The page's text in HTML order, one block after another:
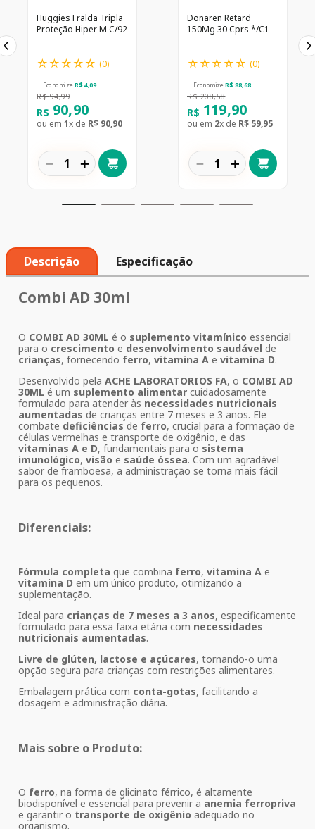
Huggies Fralda Tripla
Proteção Hiper M C/92
☆☆☆☆☆ (0)
Economize R$ 4,09
R$ 94,99
R$ 90,90
ou em 1x de R$ 90,90
＋
－
Donaren Retard
150Mg 30 Cprs */C1
☆☆☆☆☆ (0)
Economize R$ 88,68
R$ 208,58
R$ 119,90
ou em 2x de R$ 59,95
＋
－
Descrição Especificação
Combi AD 30ml
O COMBI AD 30ML é o suplemento vitamínico essencial
para o crescimento e desenvolvimento saudável de
crianças, fornecendo ferro, vitamina A e vitamina D.
Desenvolvido pela ACHE LABORATORIOS FA, o COMBI AD
30ML é um suplemento alimentar cuidadosamente
formulado para atender às necessidades nutricionais
aumentadas de crianças entre 7 meses e 3 anos. Ele
combate deficiências de ferro, crucial para a formação de
células vermelhas e transporte de oxigênio, e das
vitaminas A e D, fundamentais para o sistema
imunológico, visão e saúde óssea. Com um agradável
sabor de framboesa, a administração se torna mais fácil
para os pequenos.
Diferenciais:
Fórmula completa que combina ferro, vitamina A e
vitamina D em um único produto, otimizando a
suplementação.
Ideal para crianças de 7 meses a 3 anos, especificamente
formulado para essa faixa etária com necessidades
nutricionais aumentadas.
Livre de glúten, lactose e açúcares, tornando-o uma
opção segura para crianças com restrições alimentares.
Embalagem prática com conta-gotas, facilitando a
dosagem e administração diária.
Mais sobre o Produto:
O ferro, na forma de glicinato férrico, é altamente
biodisponível e essencial para prevenir a anemia ferropriva
e garantir o transporte de oxigênio adequado no
organismo.